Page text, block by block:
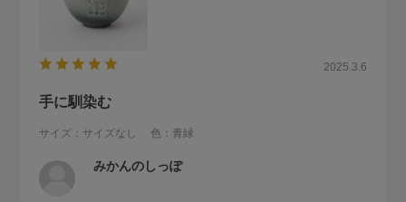
2025.3.6
手に馴染む
サイズ：サイズなし 色：青緑
みかんのしっぽ